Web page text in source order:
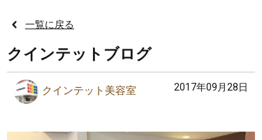
一覧に戻る
クインテットブログ
クインテット美容室 2017年09月28日